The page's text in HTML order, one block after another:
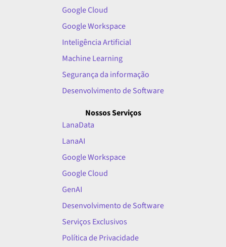
Google Cloud
Google Workspace
Inteligência Artificial
Machine Learning
Segurança da informação
Desenvolvimento de Software
Nossos Serviços
LanaData
LanaAI
Google Workspace
Google Cloud
GenAI
Desenvolvimento de Software
Serviços Exclusivos
Política de Privacidade